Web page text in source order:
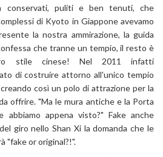
conservati, puliti e ben tenuti, che
di Kyoto in Giappone avevamo
la nostra ammirazione, la guida
che tranne un tempio, il resto è
stile cinese! Nel 2011 infatti
di costruire attorno all'unico tempio
così un polo di attrazione per la
offrire. "Ma le mura antiche e la Porta
abbiamo appena visto?" Fake anche
giro nello Shan Xi la domanda che le
"fake or original?!".